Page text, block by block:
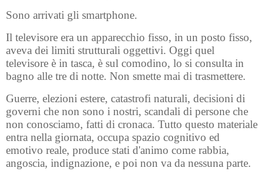
Sono arrivati gli smartphone.
Il televisore era un apparecchio fisso, in un posto fisso,
aveva dei limiti strutturali oggettivi. Oggi quel
televisore è in tasca, è sul comodino, lo si consulta in
bagno alle tre di notte. Non smette mai di trasmettere.
Guerre, elezioni estere, catastrofi naturali, decisioni di
governi che non sono i nostri, scandali di persone che
non conosciamo, fatti di cronaca. Tutto questo materiale
entra nella giornata, occupa spazio cognitivo ed
emotivo reale, produce stati d'animo come rabbia,
angoscia, indignazione, e poi non va da nessuna parte.